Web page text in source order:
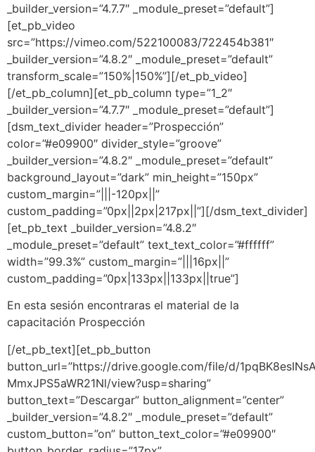
_builder_version=”4.7.7″ _module_preset=”default”]
[et_pb_video
src=”https://vimeo.com/522100083/722454b381″
_builder_version=”4.8.2″ _module_preset=”default”
transform_scale=”150%|150%”][/et_pb_video]
[/et_pb_column][et_pb_column type=”1_2″
_builder_version=”4.7.7″ _module_preset=”default”]
[dsm_text_divider header=”Prospección”
color=”#e09900″ divider_style=”groove”
_builder_version=”4.8.2″ _module_preset=”default”
background_layout=”dark” min_height=”150px”
custom_margin=”|||-120px||”
custom_padding=”0px||2px|217px||”][/dsm_text_divider]
[et_pb_text _builder_version=”4.8.2″
_module_preset=”default” text_text_color=”#ffffff”
width=”99.3%” custom_margin=”|||16px||”
custom_padding=”0px|133px||133px||true”]
En esta sesión encontraras el material de la
capacitación Prospección
[/et_pb_text][et_pb_button
button_url=”https://drive.google.com/file/d/
MmxJPS5aWR21Nl/view?usp=sharing”
button_text=”Descargar” button_alignment=”center”
_builder_version=”4.8.2″ _module_preset=”default”
custom_button=”on” button_text_color=”#e09900″